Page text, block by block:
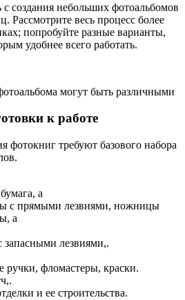
с создания небольших фотоальбомов
Рассмотрите весь процесс более
попробуйте разные варианты,
удобнее всего работать.
могут быть различными
к работе
фотокниг требуют базового набора
а
с прямыми лезвиями, ножницы
а
лезвиями,.
ручки, фломастеры, краски.
и ее строительства.